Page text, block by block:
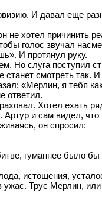
И давал еще
хотел причинить
голос звучал
И протянул руку.
Но слуга поступил
смотреть
«Мерлин, я тебя
ответил.
Хотел ехать
и сам видел,
он спросил:
гуманнее было
истощения,
Трус Мерлин,